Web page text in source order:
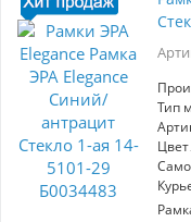
Тип
Цвет